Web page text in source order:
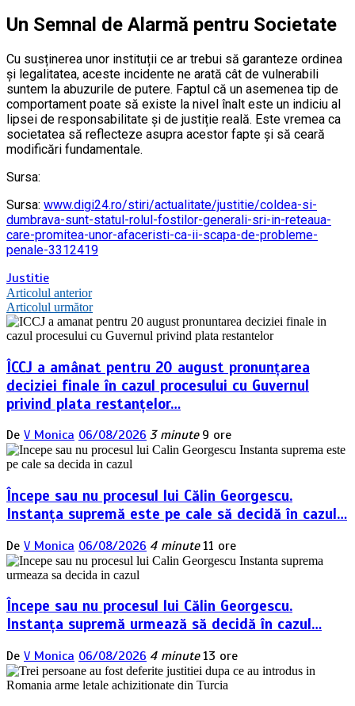
Un Semnal de Alarmă pentru Societate
Cu susținerea unor instituții ce ar trebui să garanteze ordinea
și legalitatea, aceste incidente ne arată cât de vulnerabili
suntem la abuzurile de putere. Faptul că un asemenea tip de
comportament poate să existe la nivel înalt este un indiciu al
lipsei de responsabilitate și de justiție reală. Este vremea ca
societatea să reflecteze asupra acestor fapte și să ceară
modificări fundamentale.
Sursa:
Sursa: www.digi24.ro/stiri/actualitate/justitie/coldea-si-
dumbrava-sunt-statul-rolul-fostilor-generali-sri-in-reteaua-
care-promitea-unor-afaceristi-ca-ii-scapa-de-probleme-
penale-3312419
Justitie
Navigare
în
articole
Articolul anterior
Articolul următor
ÎCCJ a amânat pentru 20 august pronunțarea
deciziei finale în cazul procesului cu Guvernul
privind plata restanțelor…
De V Monica 06/08/2026 3 minute 9 ore
Începe sau nu procesul lui Călin Georgescu.
Instanța supremă este pe cale să decidă în cazul…
De V Monica 06/08/2026 4 minute 11 ore
Începe sau nu procesul lui Călin Georgescu.
Instanța supremă urmează să decidă în cazul…
De V Monica 06/08/2026 4 minute 13 ore